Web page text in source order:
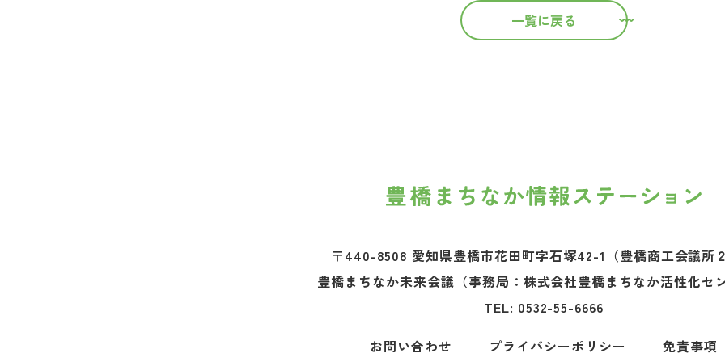
一覧に戻る
〒440-8508 愛知県豊橋市花田町字石塚42-1 （豊橋商工会議所
豊橋まちなか未来会議 （事務局：株式会社豊橋まちなか活性化セ
TEL: 0532-55-6666
お問い合わせ
プライバシーポリシー 免責事項